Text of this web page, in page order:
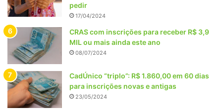
pedir
17/04/2024
CRAS com inscrições para receber R$ 3,9
MIL ou mais ainda este ano
08/07/2024
CadÚnico “triplo”: R$ 1.860,00 em 60 dias
para inscrições novas e antigas
23/05/2024